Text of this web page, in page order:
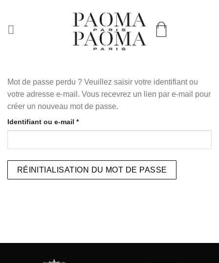
Mot de passe perdu ? Veuillez saisir votre identifiant ou
votre adresse e-mail. Vous recevrez un lien par e-mail pour
créer un nouveau mot de passe.
Identifiant ou e-mail *Obligatoire
RÉINITIALISATION DU MOT DE PASSE